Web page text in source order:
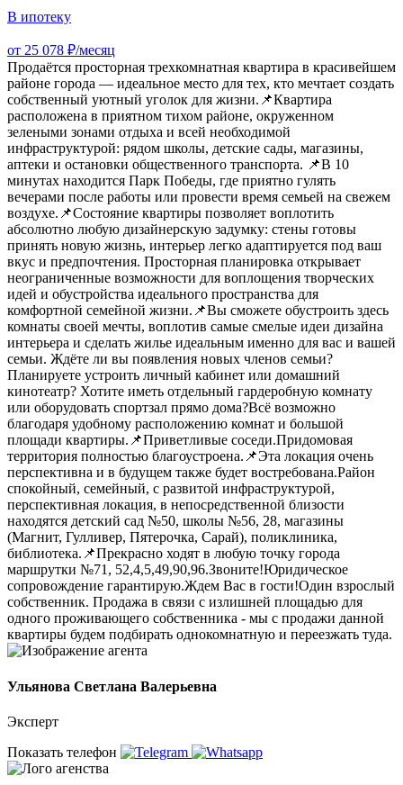
В ипотеку
от 25 078 ₽/месяц
Продаётся просторная трехкомнатная квартира в красивейшем
районе города — идеальное место для тех, кто мечтает создать
собственный уютный уголок для жизни.📌Квартира
расположена в приятном тихом районе, окруженном
зелеными зонами отдыха и всей необходимой
инфраструктурой: рядом школы, детские сады, магазины,
аптеки и остановки общественного транспорта. 📌В 10
минутах находится Парк Победы, где приятно гулять
вечерами после работы или провести время семьей на свежем
воздухе.📌Состояние квартиры позволяет воплотить
абсолютно любую дизайнерскую задумку: стены готовы
принять новую жизнь, интерьер легко адаптируется под ваш
вкус и предпочтения. Просторная планировка открывает
неограниченные возможности для воплощения творческих
идей и обустройства идеального пространства для
комфортной семейной жизни.📌Вы сможете обустроить здесь
комнаты своей мечты, воплотив самые смелые идеи дизайна
интерьера и сделать жилье идеальным именно для вас и вашей
семьи. Ждёте ли вы появления новых членов семьи?
Планируете устроить личный кабинет или домашний
кинотеатр? Хотите иметь отдельный гардеробную комнату
или оборудовать спортзал прямо дома?Всё возможно
благодаря удобному расположению комнат и большой
площади квартиры.📌Приветливые соседи.Придомовая
территория полностью благоустроена.📌Этa лoкaция oчeнь
перспективна и в будущeм такжe будeт вocтребована.Район
спокойный, семейный, с развитой инфраструктурой,
перспективная локация, в непосредственной близости
находятся детский сад №50, школы №56, 28, магазины
(Магнит, Гулливер, Пятерочка, Сарай), поликлиника,
библиотека.📌Прекрасно ходят в любую точку города
маршрутки №71, 52,4,5,49,90,96.Звоните!Юридическое
сопровождение гарантирую.Ждем Вас в гости!Один взрослый
собственник. Продажа в связи с излишней площадью для
одного проживающего собственника - мы с продажи данной
квартиры будем подбирать однокомнатную и переезжать туда.
Ульянова Светлана Валерьевна
Эксперт
Показать телефон